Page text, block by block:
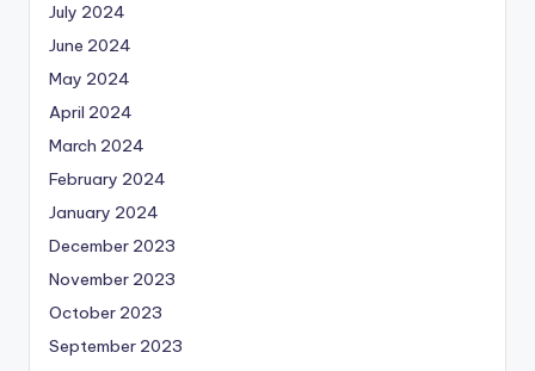
July 2024
June 2024
May 2024
April 2024
March 2024
February 2024
January 2024
December 2023
November 2023
October 2023
September 2023